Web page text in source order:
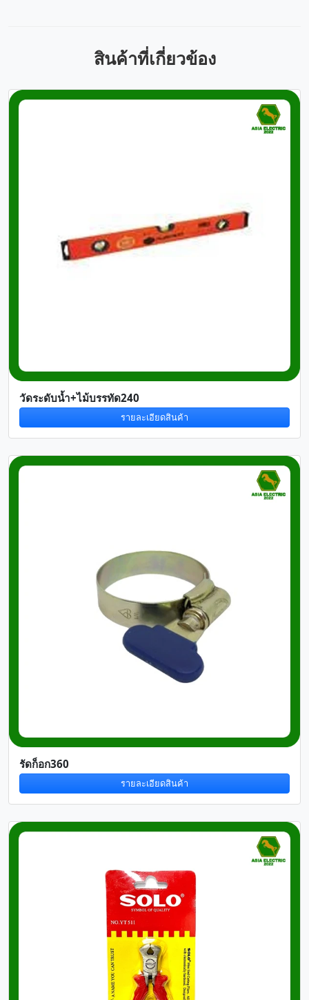
สินค้าที่เกี่ยวข้อง
วัดระดับน้ำ+ไม้บรรทัด240
รายละเอียดสินค้า
รัดก็อก360
รายละเอียดสินค้า